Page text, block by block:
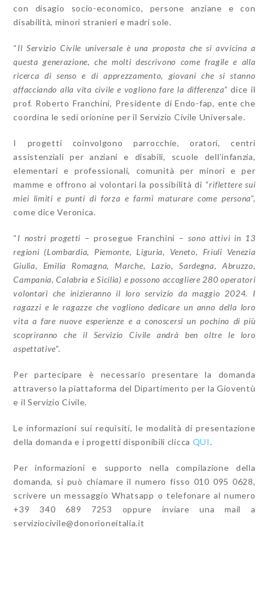
con disagio socio-economico, persone anziane e con
disabilità, minori stranieri e madri sole.
“Il Servizio Civile universale è una proposta che si avvicina a
questa generazione, che molti descrivono come fragile e alla
ricerca di senso e di apprezzamento, giovani che si stanno
affacciando alla vita civile e vogliono fare la differenza” dice il
prof. Roberto Franchini, Presidente di Endo-fap, ente che
coordina le sedi orionine per il Servizio Civile Universale.
I progetti coinvolgono parrocchie, oratori, centri
assistenziali per anziani e disabili, scuole dell’infanzia,
elementari e professionali, comunità per minori e per
mamme e offrono ai volontari la possibilità di “riflettere sui
miei limiti e punti di forza e farmi maturare come persona”,
come dice Veronica.
“I nostri progetti – prosegue Franchini – sono attivi in 13
regioni (Lombardia, Piemonte, Liguria, Veneto, Friuli Venezia
Giulia, Emilia Romagna, Marche, Lazio, Sardegna, Abruzzo,
Campania, Calabria e Sicilia) e possono accogliere 280 operatori
volontari che inizieranno il loro servizio da maggio 2024. I
ragazzi e le ragazze che vogliono dedicare un anno della loro
vita a fare nuove esperienze e a conoscersi un pochino di più
scopriranno che il Servizio Civile andrà ben oltre le loro
aspettative”.
Per partecipare è necessario presentare la domanda
attraverso la piattaforma del Dipartimento per la Gioventù
e il Servizio Civile.
Le informazioni sui requisiti, le modalità di presentazione
della domanda e i progetti disponibili clicca QUI.
Per informazioni e supporto nella compilazione della
domanda, si può chiamare il numero fisso 010 095 0628,
scrivere un messaggio Whatsapp o telefonare al numero
+39 340 689 7253 oppure inviare una mail a
serviziocivile@donorioneitalia.it